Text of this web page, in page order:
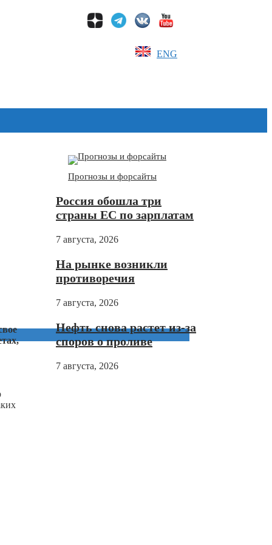
ENG
Прогнозы и форсайты
Россия обошла три
страны ЕС по зарплатам
7 августа, 2026
На рынке возникли
противоречия
7 августа, 2026
Нефть снова растет из-за
споров о проливе
7 августа, 2026